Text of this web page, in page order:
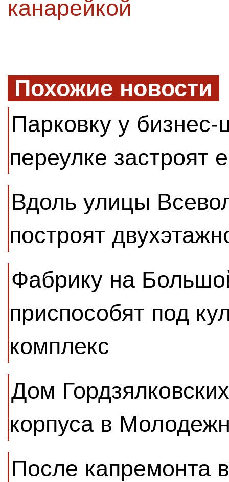
канарейкой
Похожие новости
Парковку у
переулке
Вдоль улицы
построят
Фабрику на
приспособят под
комплекс
Дом
корпуса в
После капремонта